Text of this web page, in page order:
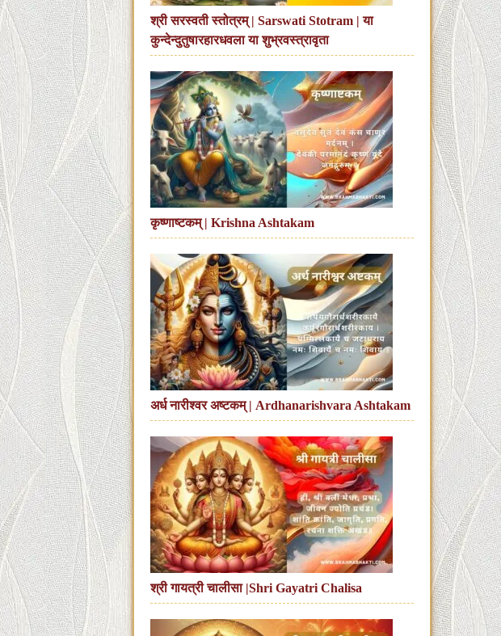
श्री सरस्वती स्तोत्रम् | Sarswati Stotram | या
कुन्देन्दुतुषारहारधवला या शुभ्रवस्त्रावृता
कृष्णाष्टकम् | Krishna Ashtakam
अर्ध नारीश्वर अष्टकम् | Ardhanarishvara Ashtakam
श्री गायत्री चालीसा |Shri Gayatri Chalisa